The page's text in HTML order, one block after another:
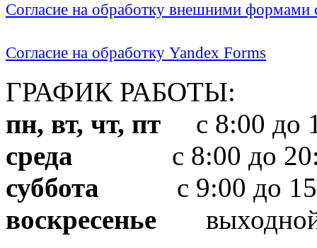
Согласие на обработку внешними формами
Согласие на обработку Yandex Forms
ГРАФИК РАБОТЫ:
пн, вт, чт, пт с 8:00 до
среда с 8:00 до
суббота с 9:00 до
воскресенье